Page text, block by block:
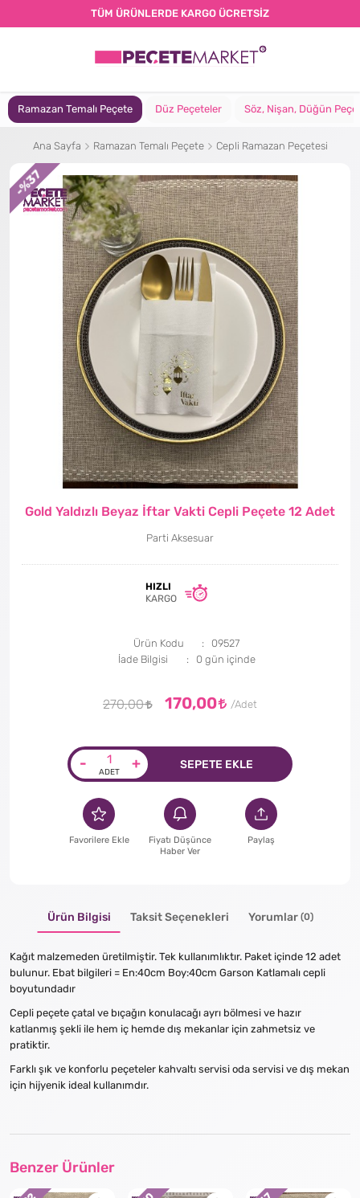
TÜM ÜRÜNLERDE KARGO ÜCRETSİZ
Ramazan Temalı Peçete Düz Peçeteler Söz, Nişan, Düğün
Ana Sayfa Ramazan Temalı Peçete Cepli Ramazan Peçetesi
Gold Yaldızlı Beyaz İftar Vakti Cepli Peçete 12 Adet
Parti Aksesuar
HIZLI
KARGO
Ürün Kodu
09527
İade Bilgisi
270,00
-
%37
170,00
- + SEPETE EKLE
Favorilere Ekle
Fiyatı Düşünce
Haber Ver
Paylaş
Ürün Bilgisi Taksit Seçenekleri Yorumlar (0)
Kağıt malzemeden üretilmiştir. Tek kullanımlıktır. Paket içinde 12 adet
bulunur. Ebat bilgileri = En:40cm Boy:40cm Garson Katlamalı cepli
boyutundadır
Cepli peçete çatal ve bıçağın konulacağı ayrı bölmesi ve hazır
katlanmış şekli ile hem iç hemde dış mekanlar için zahmetsiz ve
pratiktir.
Farklı şık ve konforlu peçeteler kahvaltı servisi oda servisi ve dış mekan
için hijyenik ideal kullanımdır.
Benzer Ürünler